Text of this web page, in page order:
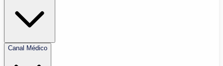
Canal Médico